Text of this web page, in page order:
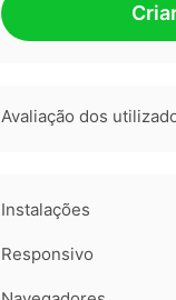
Avaliação dos
Instalações
Responsivo